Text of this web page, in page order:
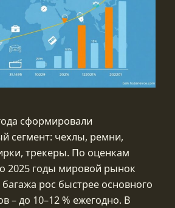
сформировали
сегмент: чехлы, ремни,
трекеры. По оценкам
2025 годы мировой рынок
багажа рос быстрее основного
– до 10–12 % ежегодно. В